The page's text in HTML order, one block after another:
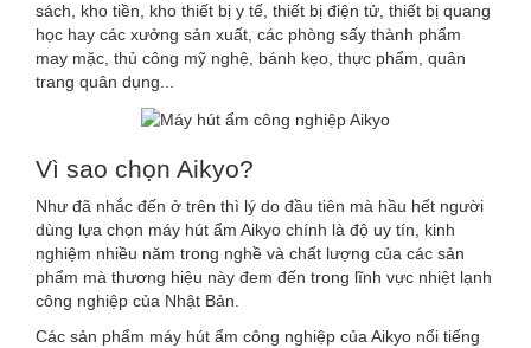
sách, kho tiền, kho thiết bị y tế, thiết bị điện tử, thiết bị quang
học hay các xưởng sản xuất, các phòng sấy thành phẩm
may mặc, thủ công mỹ nghệ, bánh kẹo, thực phẩm, quân
trang quân dụng...
Vì sao chọn Aikyo?
Như đã nhắc đến ở trên thì lý do đầu tiên mà hầu hết người
dùng lựa chọn máy hút ẩm Aikyo chính là độ uy tín, kinh
nghiệm nhiều năm trong nghề và chất lượng của các sản
phẩm mà thương hiệu này đem đến trong lĩnh vực nhiệt lạnh
công nghiệp của Nhật Bản.
Các sản phẩm máy hút ẩm công nghiệp của Aikyo nổi tiếng